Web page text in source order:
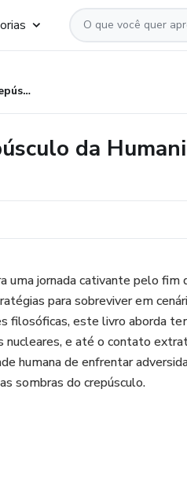
Apocalipse: O Crepúsculo da Humanidade - Sobrevivendo às Trevas
da
uma jornada cativante pelo
para sobreviver em
filosóficas, este livro aborda
nucleares, e até o contato
humana de enfrentar
sombras do crepúsculo.